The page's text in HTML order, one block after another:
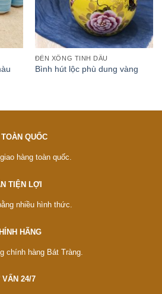
ĐÈN XÔNG TINH DẦU
Bình hút lộc phù dung vàng
QUỐC
hàng toàn quốc.
TIỆN LỢI
nhiều hình thức.
HÃNG
chính hàng Bát Tràng.
VẤN 24/7